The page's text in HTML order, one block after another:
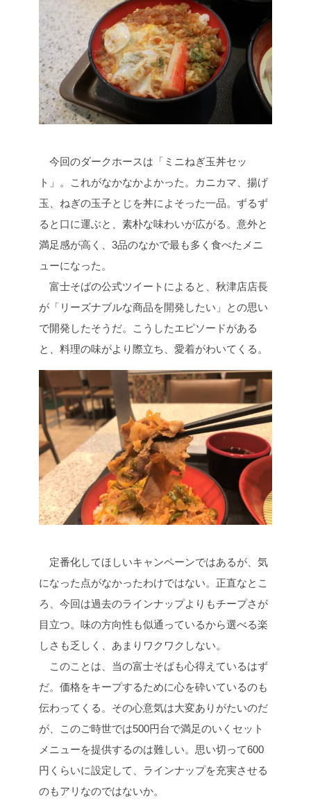
今回のダークホースは「ミニねぎ玉丼セッ
ト」。これがなかなかよかった。カニカマ、揚げ
玉、ねぎの玉子とじを丼によそった一品。ずるず
ると口に運ぶと、素朴な味わいが広がる。意外と
満足感が高く、3品のなかで最も多く食べたメニ
ューになった。
富士そばの公式ツイートによると、秋津店店長
が「リーズナブルな商品を開発したい」との思い
で開発したそうだ。こうしたエピソードがある
と、料理の味がより際立ち、愛着がわいてくる。
定番化してほしいキャンペーンではあるが、気
になった点がなかったわけではない。正直なとこ
ろ、今回は過去のラインナップよりもチープさが
目立つ。味の方向性も似通っているから選べる楽
しさも乏しく、あまりワクワクしない。
このことは、当の富士そばも心得えているはず
だ。価格をキープするために心を砕いているのも
伝わってくる。その心意気は大変ありがたいのだ
が、このご時世では500円台で満足のいくセット
メニューを提供するのは難しい。思い切って600
円くらいに設定して、ラインナップを充実させる
のもアリなのではないか。